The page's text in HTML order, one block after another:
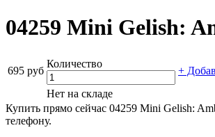
04259 Mini Gelish:
695 руб
Количество
+
Нет на складе
Купить прямо сейчас 04259 Mini Gelish:
телефону.